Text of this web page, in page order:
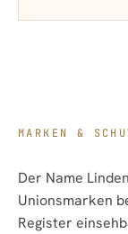
MARKEN &
Der Name
Unionsmarken
Register